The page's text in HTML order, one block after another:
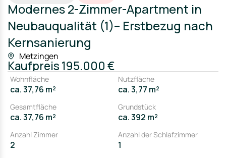
Modernes 2-Zimmer-Apartment in
Neubauqualität (1)– Erstbezug nach
Kernsanierung
Metzingen
Kaufpreis195.000 €
Wohnfläche
ca. 37,76 m²
Nutzfläche
ca. 3,77 m²
Gesamtfläche
ca. 37,76 m²
Grundstück
ca. 392 m²
Anzahl Zimmer
2
Anzahl der Schlafzimmer
1